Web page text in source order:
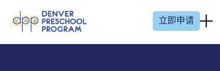
立即申请